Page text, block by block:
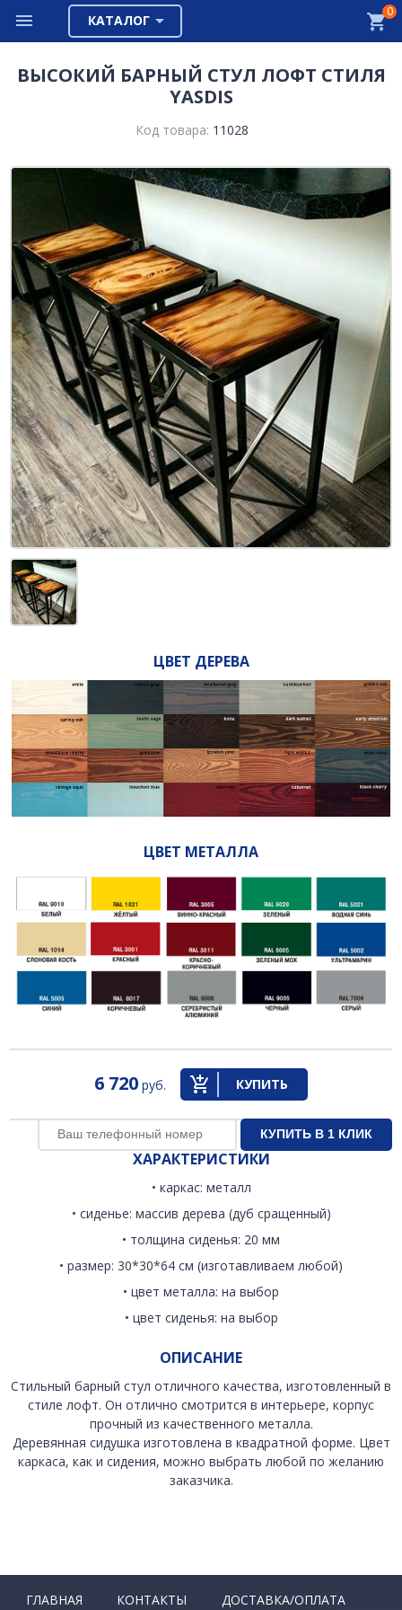
КАТАЛОГ
0
ВЫСОКИЙ БАРНЫЙ СТУЛ ЛОФТ СТИЛЯ
YASDIS
Код товара: 11028
ЦВЕТ ДЕРЕВА
ЦВЕТ МЕТАЛЛА
6 720руб. КУПИТЬ
ХАРАКТЕРИСТИКИ
• каркас: металл
• сиденье: массив дерева (дуб сращенный)
• толщина сиденья: 20 мм
• размер: 30*30*64 см (изготавливаем любой)
• цвет металла: на выбор
• цвет сиденья: на выбор
ОПИСАНИЕ
Стильный барный стул отличного качества, изготовленный в
стиле лофт. Он отлично смотрится в интерьере, корпус
прочный из качественного металла.
Деревянная сидушка изготовлена в квадратной форме. Цвет
каркаса, как и сидения, можно выбрать любой по желанию
заказчика.
ГЛАВНАЯ КОНТАКТЫ ДОСТАВКА/ОПЛАТА